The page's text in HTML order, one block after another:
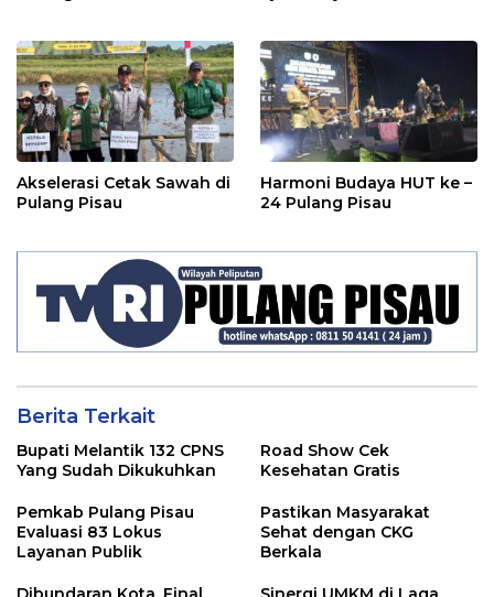
Akselerasi Cetak Sawah di
Pulang Pisau
Harmoni Budaya HUT ke –
24 Pulang Pisau
Berita Terkait
Bupati Melantik 132 CPNS
Yang Sudah Dikukuhkan
Road Show Cek
Kesehatan Gratis
Pemkab Pulang Pisau
Evaluasi 83 Lokus
Layanan Publik
Pastikan Masyarakat
Sehat dengan CKG
Berkala